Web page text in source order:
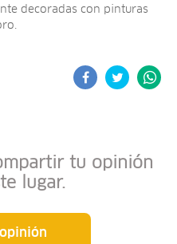
decoradas con pinturas
tu opinión
lugar.